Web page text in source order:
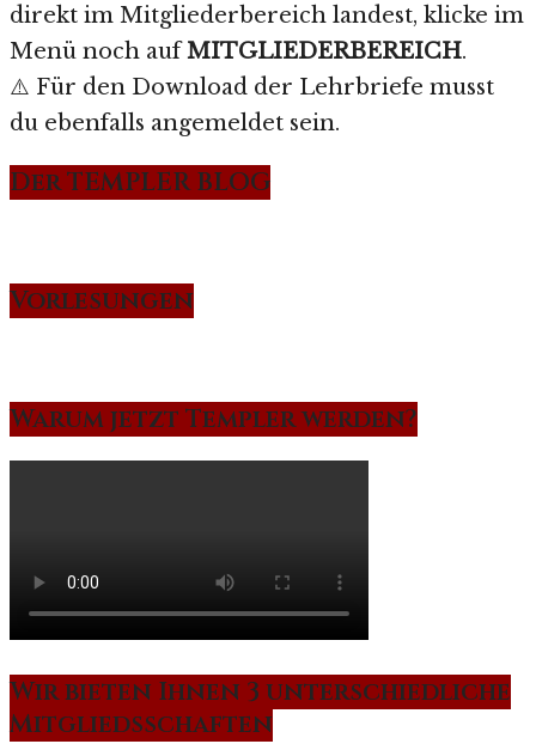
direkt im Mitgliederbereich landest, klicke im
Menü noch aufMITGLIEDERBEREICH.
⚠️ Für den Download der Lehrbriefe musst
du ebenfalls angemeldet sein.
Der TEMPLER BLOG
Vorlesungen
Warum jetzt Templer werden?
Wir bieten Ihnen 3 unterschiedliche
Mitgliedsschaften